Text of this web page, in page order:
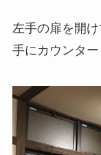
左手の扉を開
手にカウンター